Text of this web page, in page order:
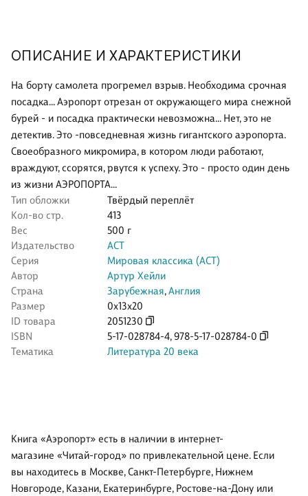
ОПИСАНИЕ И ХАРАКТЕРИСТИКИ
На борту самолета прогремел взрыв. Необходима срочная
посадка... Аэропорт отрезан от окружающего мира снежной
бурей - и посадка практически невозможна... Нет, это не
детектив. Это -повседневная жизнь гигантского аэропорта.
Своеобразного микромира, в котором люди работают,
враждуют, ссорятся, рвутся к успеху. Это - просто один день
из жизни АЭРОПОРТА...
Тип обложки
Твёрдый переплёт
Кол-во стр.
413
Вес
500 г
Издательство
АСТ
Серия
Мировая классика (АСТ)
Автор
Артур Хейли
Страна
Зарубежная,Англия
Размер
0x13x20
ID товара
2051230
ISBN
5-17-028784-4,978-5-17-028784-0
Тематика
Литература 20 века
Книга «Аэропорт» есть в наличии в интернет-
магазине «Читай-город» по привлекательной цене. Если
вы находитесь в Москве, Санкт-Петербурге, Нижнем
Новгороде, Казани, Екатеринбурге, Ростове-на-Дону или